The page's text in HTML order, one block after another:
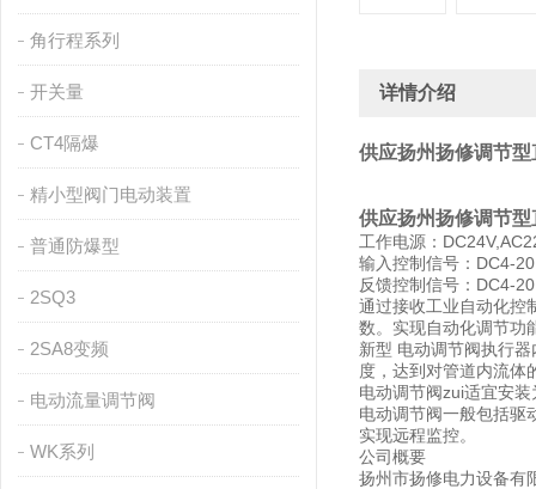
角行程系列
开关量
CT4隔爆
精小型阀门电动装置
普通防爆型
2SQ3
2SA8变频
电动流量调节阀
WK系列
详情介绍
供应扬州扬修调节
供应扬州扬修调节
工作电源：
输入控制信号：DC4-
反馈控制信号：DC4-
通过接收工业自动化控
数。实现自动化调节功
新型 电动调节阀执行
度，达到对管道内流体
电动调节阀zui适宜安
电动调节阀一般包括驱
实现远程监控。
公司概要
扬州市扬修电力设备有